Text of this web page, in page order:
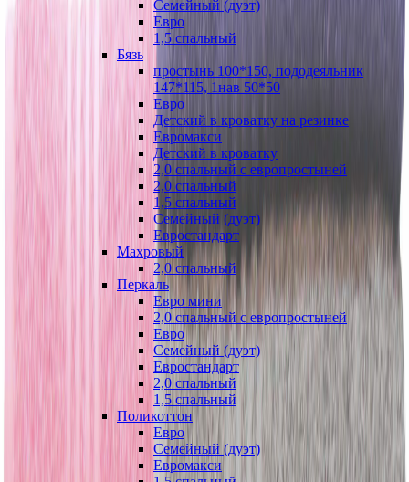
Семейный (дуэт)
Евро
1,5 спальный
Бязь
простынь 100*150, пододеяльник
147*115, 1нав 50*50
Евро
Детский в кроватку на резинке
Евромакси
Детский в кроватку
2,0 спальный с европростыней
2,0 спальный
1,5 спальный
Семейный (дуэт)
Евростандарт
Махровый
2,0 спальный
Перкаль
Евро мини
2,0 спальный с европростыней
Евро
Семейный (дуэт)
Евростандарт
2,0 спальный
1,5 спальный
Поликоттон
Евро
Семейный (дуэт)
Евромакси